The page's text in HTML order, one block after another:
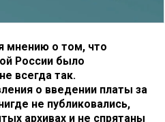
мнению о том, что
России было
всегда так.
о введении платы за
не публиковались,
архивах и не спрятаны